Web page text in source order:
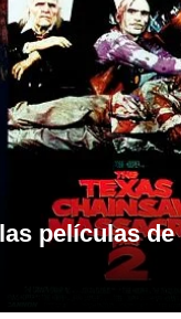
películas de